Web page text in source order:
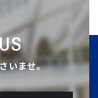
いませ。